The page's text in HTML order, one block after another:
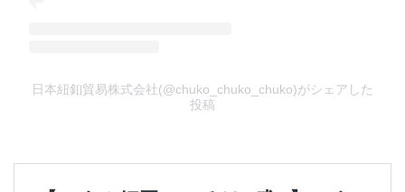
日本紐釦貿易株式会社(@chuko_chuko_chuko)がシェアした
投稿